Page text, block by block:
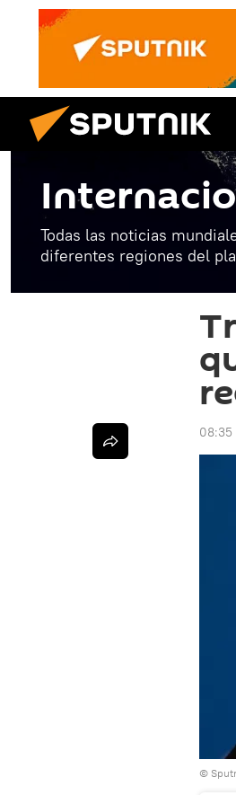
Todas las noticias
diferentes regiones del
08:35
©